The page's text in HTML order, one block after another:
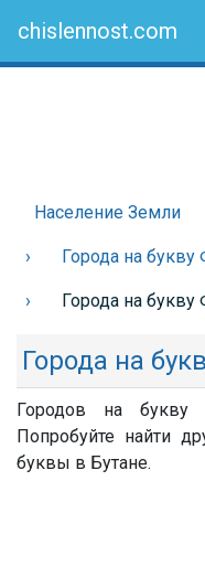
chislennost.com
Население Земли
Города на букву
Города на букву
Города на
Городов на
Попробуйте найти
буквы в Бутане.